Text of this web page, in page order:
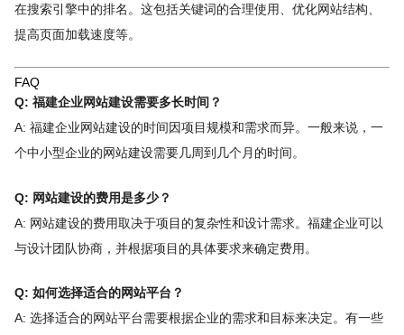
在搜索引擎中的排名。这包括关键词的合理使用、优化网站结构、
提高页面加载速度等。
FAQ
Q: 福建企业网站建设需要多长时间？
A: 福建企业网站建设的时间因项目规模和需求而异。一般来说，一
个中小型企业的网站建设需要几周到几个月的时间。
Q: 网站建设的费用是多少？
A: 网站建设的费用取决于项目的复杂性和设计需求。福建企业可以
与设计团队协商，并根据项目的具体要求来确定费用。
Q: 如何选择适合的网站平台？
A: 选择适合的网站平台需要根据企业的需求和目标来决定。有一些